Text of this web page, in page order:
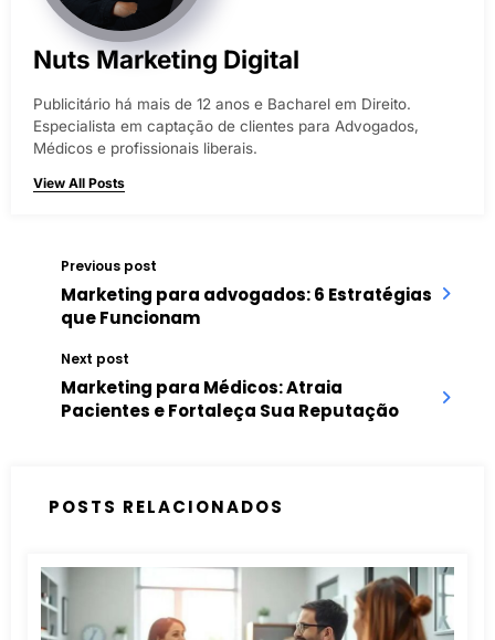
Nuts Marketing Digital
Publicitário há mais de 12 anos e Bacharel em Direito.
Especialista em captação de clientes para Advogados,
Médicos e profissionais liberais.
View All Posts
Previous post
Marketing para advogados: 6 Estratégias
que Funcionam
Next post
Marketing para Médicos: Atraia
Pacientes e Fortaleça Sua Reputação
POSTS RELACIONADOS